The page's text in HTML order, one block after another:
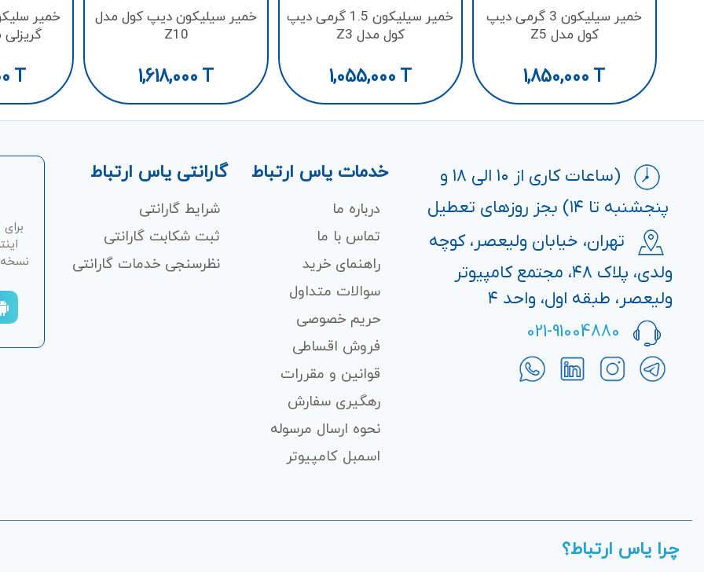
خمیر سیلیکون 3 گرمی دیپ
کول مدل Z5
1,850,000 T
خمیر سیلیکون 1.5 گرمی دیپ
کول مدل Z3
1,055,000 T
خمیر سیلیکون دیپ کول مدل
Z10
1,618,000 T
T
(ساعات کاری از ۱۰ الی ۱۸ و
پنجشنبه تا ۱۴) بجز روزهای تعطیل
تهران، خیابان ولیعصر، کوچه
ولدی، پلاک ۴۸، مجتمع کامپیوتر
ولیعصر، طبقه اول، واحد ۴
021-91004880
خدمات یاس ارتباط
درباره ما
تماس با ما
راهنمای خرید
سوالات متداول
حریم خصوصی
فروش اقساطی
قوانین و مقررات
رهگیری سفارش
نحوه ارسال مرسوله
اسمبل کامپیوتر
گارانتی یاس ارتباط
شرایط گارانتی
ثبت شکابت‌ گارانتی
نظرسنجی خدمات گارانتی
نسخه
چرا یاس ارتباط؟